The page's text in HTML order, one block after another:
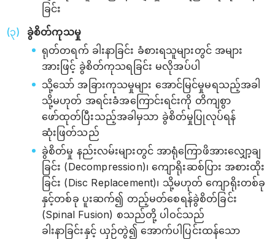
ခြင်း
ခွဲစိတ်ကုသမှု
ရုတ်တရက် ခါးနာခြင်း ခံစားရသူများတွင် အများ
အားဖြင့် ခွဲစိတ်ကုသရခြင်း မလိုအပ်ပါ
သို့သော် အခြားကုသမှုများ အောင်မြင်မှုမရသည့်အခါ
သို့မဟုတ် အရင်းခံအကြောင်းရင်းကို တိကျစွာ
ဖော်ထုတ်ပြီးသည့်အခါမှသာ ခွဲစိတ်မှုပြုလုပ်ရန်
ဆုံးဖြတ်သည်
ခွဲစိတ်မှု နည်းလမ်းများတွင် အာရုံကြောဖိအားလျှော့ချ
ခြင်း (Decompression)၊ ကျောရိုးဆစ်ပြား အစားထိုး
ခြင်း (Disc Replacement)၊ သို့မဟုတ် ကျောရိုးတစ်ခု
နှင့်တစ်ခု ပူးဆက်၍ တည့်မတ်စေရန်ခွဲစိတ်ခြင်း
(Spinal Fusion) စသည်တို့ ပါဝင်သည်
ခါးနာခြင်းနှင့် ယှဉ်တွဲ၍ အောက်ပါပြင်းထန်သော